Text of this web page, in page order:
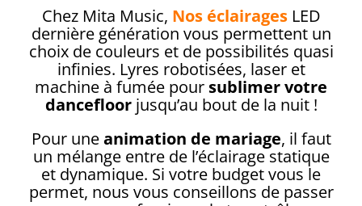
Chez Mita Music, Nos éclairagesLED
dernière génération vous permettent un
choix de couleurs et de possibilités quasi
infinies. Lyres robotisées, laser et
machine à fumée pour sublimer votre
dancefloorjusqu’au bout de la nuit !
Pour uneanimation de mariage, il faut
un mélange entre de l’éclairage statique
et dynamique. Si votre budget vous le
permet, nous vous conseillons de passer